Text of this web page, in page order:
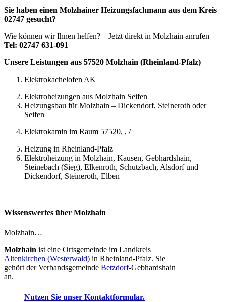
Sie haben einen Molzhainer Heizungsfachmann aus dem Kreis
02747 gesucht?
Wie können wir Ihnen helfen? – Jetzt direkt in Molzhain anrufen –
Tel: 02747 631-091
Unsere Leistungen aus 57520 Molzhain (Rheinland-Pfalz)
Elektrokachelofen AK
Elektroheizungen aus Molzhain Seifen
Heizungsbau für Molzhain – Dickendorf, Steineroth oder
Seifen
Elektrokamin im Raum 57520, , /
Heizung in Rheinland-Pfalz
Elektroheizung in Molzhain, Kausen, Gebhardshain,
Steinebach (Sieg), Elkenroth, Schutzbach, Alsdorf und
Dickendorf, Steineroth, Elben
Wissenswertes über Molzhain
Molzhain…
Molzhain ist eine Ortsgemeinde im Landkreis
Altenkirchen (Westerwald) in Rheinland-Pfalz. Sie
gehört der Verbandsgemeinde Betzdorf-Gebhardshain
an.
Nutzen Sie unser Kontaktformular.